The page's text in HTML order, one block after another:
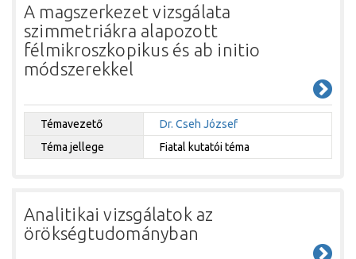
A magszerkezet vizsgálata
szimmetriákra alapozott
félmikroszkopikus és ab initio
módszerekkel
Témavezető
Dr. Cseh József
Téma jellege
Fiatal kutatói téma
Analitikai vizsgálatok az
örökségtudományban